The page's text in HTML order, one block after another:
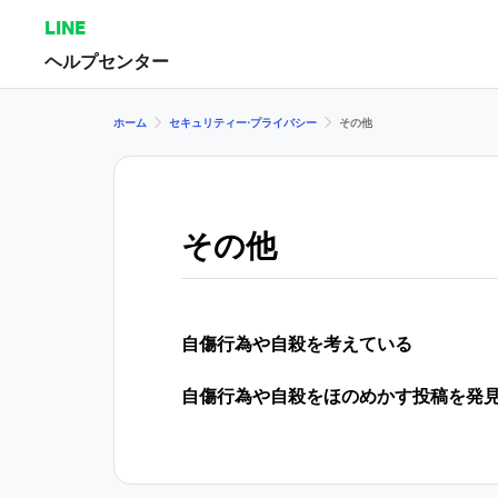
LINE
ヘルプセンター
ホーム セキュリティー⋅プライバシー その他
その他
自傷行為や自殺を考えている
自傷行為や自殺をほのめかす投稿を発